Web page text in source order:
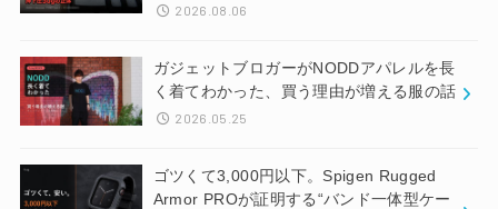
2026.08.06
ガジェットブロガーがNODDアパレルを長
く着てわかった、買う理由が増える服の話
2026.05.25
ゴツくて3,000円以下。Spigen Rugged
Armor PROが証明する“バンド一体型ケー